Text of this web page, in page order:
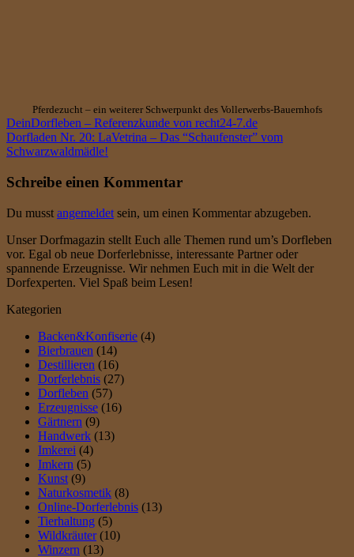
Pferdezucht – ein weiterer Schwerpunkt des Vollerwerbs-Bauernhofs
DeinDorfleben – Referenzkunde von recht24-7.de
Dorfladen Nr. 20: LaVetrina – Das “Schaufenster” vom
Schwarzwaldmädle!
Schreibe einen Kommentar
Du musst angemeldet sein, um einen Kommentar abzugeben.
Unser Dorfmagazin stellt Euch alle Themen rund um’s Dorfleben
vor. Egal ob neue Dorferlebnisse, interessante Partner oder
spannende Erzeugnisse. Wir nehmen Euch mit in die Welt der
Dorfexperten. Viel Spaß beim Lesen!
Kategorien
Backen&Konfiserie (4)
Bierbrauen (14)
Destillieren (16)
Dorferlebnis (27)
Dorfleben (57)
Erzeugnisse (16)
Gärtnern (9)
Handwerk (13)
Imkerei (4)
Imkern (5)
Kunst (9)
Naturkosmetik (8)
Online-Dorferlebnis (13)
Tierhaltung (5)
Wildkräuter(10)
Winzern (13)